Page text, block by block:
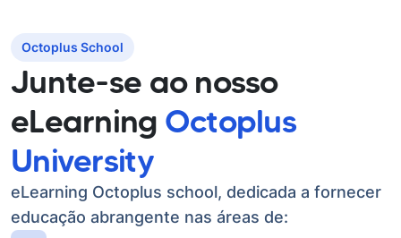
Octoplus School
Junte-se ao nosso
eLearning Octoplus
University
eLearning Octoplus school, dedicada a fornecer
educação abrangente nas áreas de: